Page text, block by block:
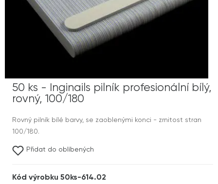
50 ks - Inginails pilník profesionální bílý,
rovný, 100/180
Rovný pilník bílé barvy, se zaoblenými konci - zrnitost stran
100/180.
Přidat do oblíbených
Kód výrobku 50ks-614.02